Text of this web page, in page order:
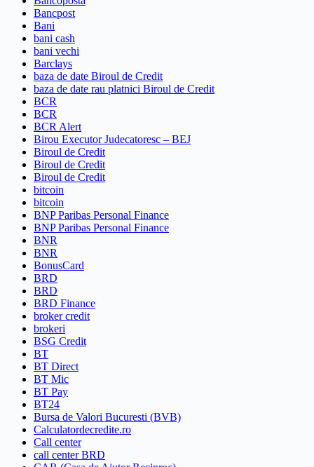
Bancpost
Bani
bani cash
bani vechi
Barclays
baza de date Biroul de Credit
baza de date rau platnici Biroul de Credit
BCR
BCR
BCR Alert
Birou Executor Judecatoresc – BEJ
Biroul de Credit
Biroul de Credit
Biroul de Credit
bitcoin
bitcoin
BNP Paribas Personal Finance
BNP Paribas Personal Finance
BNR
BNR
BonusCard
BRD
BRD
BRD Finance
broker credit
brokeri
BSG Credit
BT
BT Direct
BT Mic
BT Pay
BT24
Bursa de Valori Bucuresti (BVB)
Calculatordecredite.ro
Call center
call center BRD